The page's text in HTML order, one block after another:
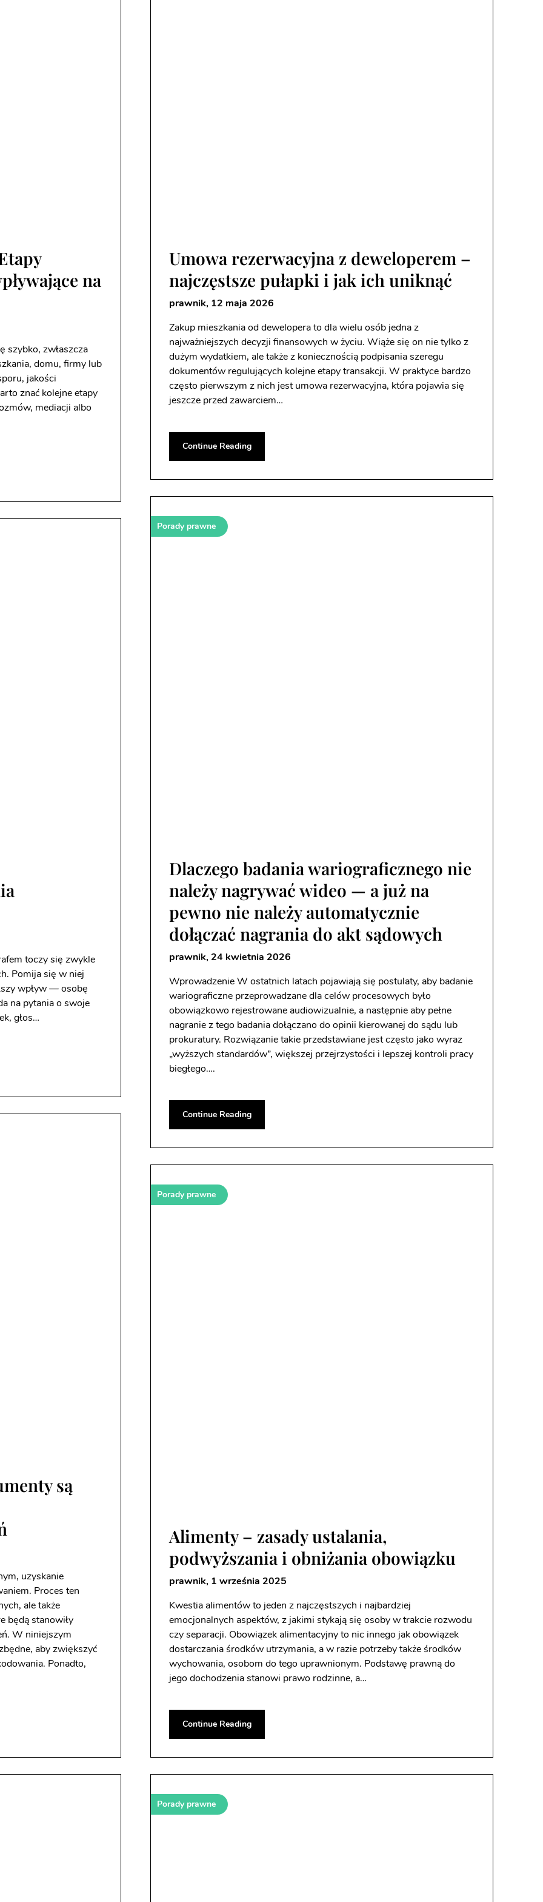
na
szybko, zwłaszcza
domu, firmy lub
jakości
znać kolejne etapy
mediacji albo
toczy się zwykle
Pomija się w niej
wpływ — osobę
na pytania o swoje
głos…
są
uzyskanie
Proces ten
ale także
będą stanowiły
W niniejszym
aby zwiększyć
Ponadto,
Umowa rezerwacyjna z deweloperem –
najczęstsze pułapki i jak ich uniknąć
prawnik, 12 maja 2026
Zakup mieszkania od dewelopera to dla wielu osób jedna z
najważniejszych decyzji finansowych w życiu. Wiąże się on nie tylko z
dużym wydatkiem, ale także z koniecznością podpisania szeregu
dokumentów regulujących kolejne etapy transakcji. W praktyce bardzo
często pierwszym z nich jest umowa rezerwacyjna, która pojawia się
jeszcze przed zawarciem…
Continue Reading
Porady prawne
Dlaczego badania wariograficznego nie
należy nagrywać wideo — a już na
pewno nie należy automatycznie
dołączać nagrania do akt sądowych
prawnik, 24 kwietnia 2026
Wprowadzenie W ostatnich latach pojawiają się postulaty, aby badanie
wariograficzne przeprowadzane dla celów procesowych było
obowiązkowo rejestrowane audiowizualnie, a następnie aby pełne
nagranie z tego badania dołączano do opinii kierowanej do sądu lub
prokuratury. Rozwiązanie takie przedstawiane jest często jako wyraz
„wyższych standardów”, większej przejrzystości i lepszej kontroli pracy
biegłego….
Continue Reading
Porady prawne
Alimenty – zasady ustalania,
podwyższania i obniżania obowiązku
prawnik, 1 września 2025
Kwestia alimentów to jeden z najczęstszych i najbardziej
emocjonalnych aspektów, z jakimi stykają się osoby w trakcie rozwodu
czy separacji. Obowiązek alimentacyjny to nic innego jak obowiązek
dostarczania środków utrzymania, a w razie potrzeby także środków
wychowania, osobom do tego uprawnionym. Podstawę prawną do
jego dochodzenia stanowi prawo rodzinne, a…
Continue Reading
Porady prawne